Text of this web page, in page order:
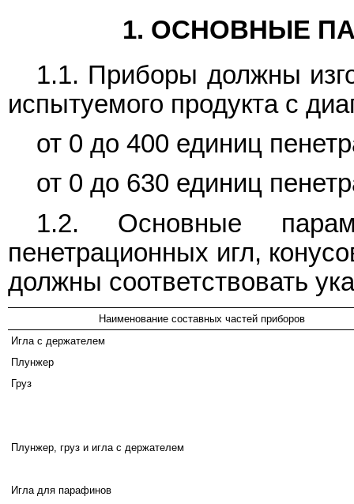
1. ОСНОВНЫЕ
1.1. Приборы должны
испытуемого продукта с
от 0 до 400 единиц
от 0 до 630 единиц
1.2. Основные
пенетрационных игл,
должны соответствовать
Наименование составных частей приборов
Игла с держателем
Плунжер
Груз
Плунжер, груз и игла с держателем
Игла для парафинов